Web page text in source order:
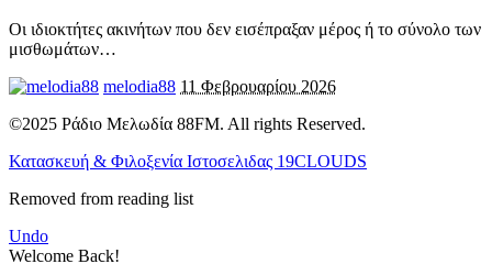
Οι ιδιοκτήτες ακινήτων που δεν εισέπραξαν μέρος ή το σύνολο των
μισθωμάτων…
melodia88 11 Φεβρουαρίου 2026
©2025 Ράδιο Μελωδία 88FM. All rights Reserved.
Κατασκευή & Φιλοξενία Ιστοσελιδας 19CLOUDS
Removed from reading list
Undo
Welcome Back!